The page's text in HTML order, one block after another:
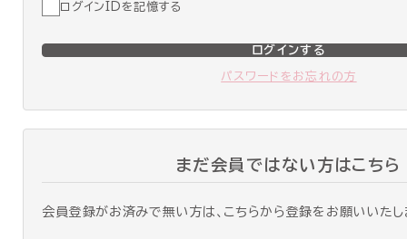
ログインIDを記憶する
ログインする
パスワードをお忘れの方
まだ会員ではない方はこちら
会員登録がお済みで無い方は、こちらから登録をお願いいたし